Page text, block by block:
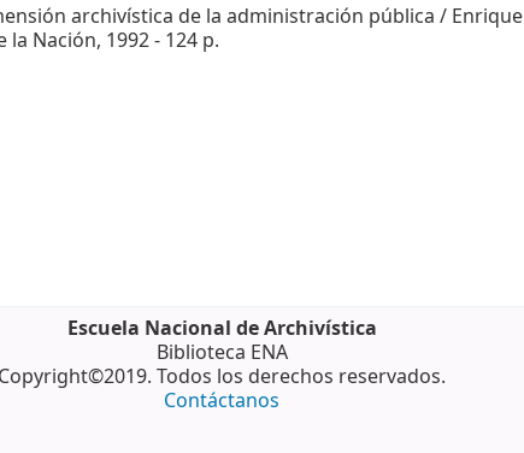
archivística de la administración pública / Enrique
Nación, 1992 - 124 p.
Escuela Nacional de Archivística
Biblioteca ENA
Copyright©2019. Todos los derechos reservados.
Contáctanos